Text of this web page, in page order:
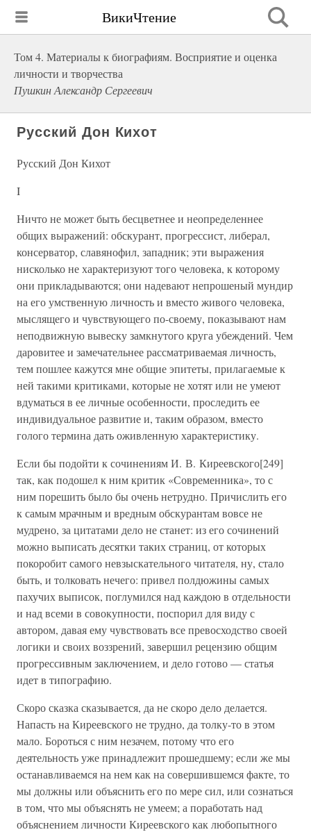
ВикиЧтение
Том 4. Материалы к биографиям. Восприятие и оценка
личности и творчества
Пушкин Александр Сергеевич
Русский Дон Кихот
Русский Дон Кихот
I
Ничто не может быть бесцветнее и неопределеннее
общих выражений: обскурант, прогрессист, либерал,
консерватор, славянофил, западник; эти выражения
нисколько не характеризуют того человека, к которому
они прикладываются; они надевают непрошеный мундир
на его умственную личность и вместо живого человека,
мыслящего и чувствующего по-своему, показывают нам
неподвижную вывеску замкнутого круга убеждений. Чем
даровитее и замечательнее рассматриваемая личность,
тем пошлее кажутся мне общие эпитеты, прилагаемые к
ней такими критиками, которые не хотят или не умеют
вдуматься в ее личные особенности, проследить ее
индивидуальное развитие и, таким образом, вместо
голого термина дать оживленную характеристику.
Если бы подойти к сочинениям И. В. Киреевского[249]
так, как подошел к ним критик «Современника», то с
ним порешить было бы очень нетрудно. Причислить его
к самым мрачным и вредным обскурантам вовсе не
мудрено, за цитатами дело не станет: из его сочинений
можно выписать десятки таких страниц, от которых
покоробит самого невзыскательного читателя, ну, стало
быть, и толковать нечего: привел полдюжины самых
пахучих выписок, поглумился над каждою в отдельности
и над всеми в совокупности, поспорил для виду с
автором, давая ему чувствовать все превосходство своей
логики и своих воззрений, завершил рецензию общим
прогрессивным заключением, и дело готово — статья
идет в типографию.
Скоро сказка сказывается, да не скоро дело делается.
Напасть на Киреевского не трудно, да толку-то в этом
мало. Бороться с ним незачем, потому что его
деятельность уже принадлежит прошедшему; если же мы
останавливаемся на нем как на совершившемся факте, то
мы должны или объяснить его по мере сил, или сознаться
в том, что мы объяснять не умеем; а поработать над
объяснением личности Киреевского как любопытного